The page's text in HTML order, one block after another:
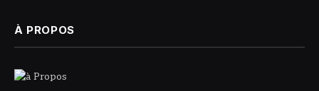
À PROPOS